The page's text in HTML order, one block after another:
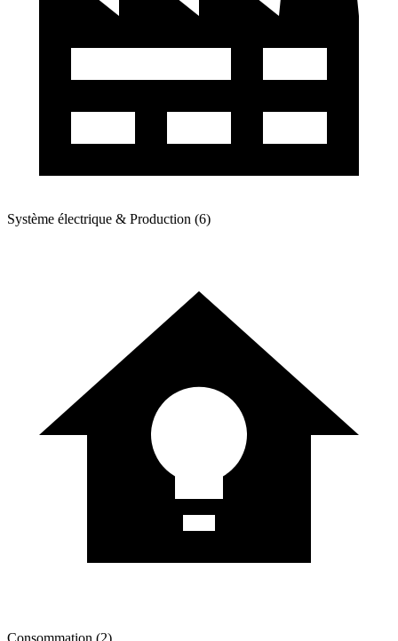
Système électrique & Production (6)